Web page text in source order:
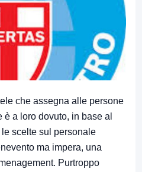
che assegna alle persone
a loro dovuto, in base al
scelte sul personale
ma impera, una
Purtroppo